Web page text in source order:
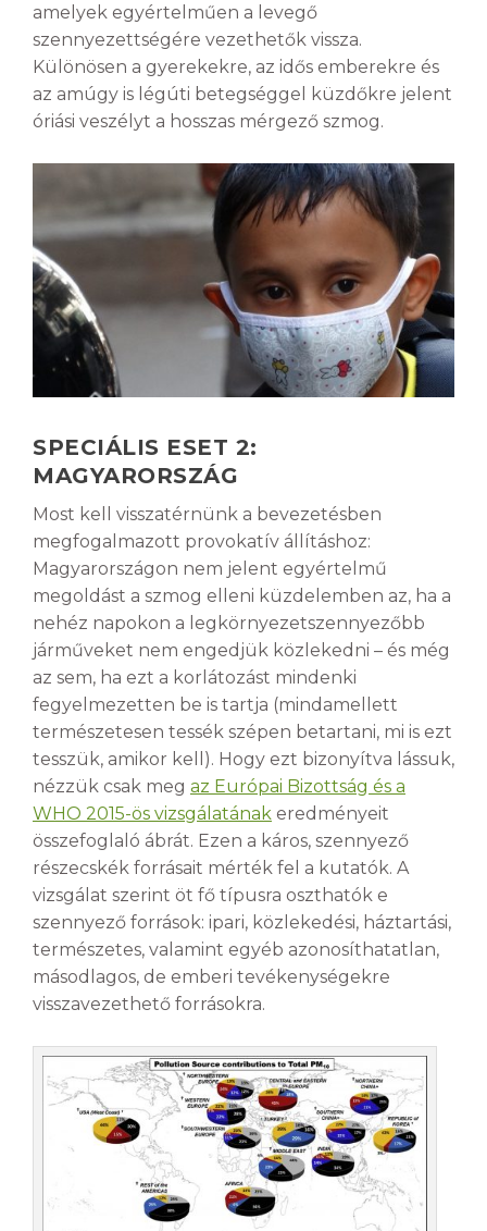
amelyek egyértelműen a levegő
szennyezettségére vezethetők vissza.
Különösen a gyerekekre, az idős emberekre és
az amúgy is légúti betegséggel küzdőkre jelent
óriási veszélyt a hosszas mérgező szmog.
SPECIÁLIS ESET 2:
MAGYARORSZÁG
Most kell visszatérnünk a bevezetésben
megfogalmazott provokatív állításhoz:
Magyarországon nem jelent egyértelmű
megoldást a szmog elleni küzdelemben az, ha a
nehéz napokon a legkörnyezetszennyezőbb
járműveket nem engedjük közlekedni – és még
az sem, ha ezt a korlátozást mindenki
fegyelmezetten be is tartja (mindamellett
természetesen tessék szépen betartani, mi is ezt
tesszük, amikor kell). Hogy ezt bizonyítva lássuk,
nézzük csak meg az Európai Bizottság és a
WHO 2015-ös vizsgálatának eredményeit
összefoglaló ábrát. Ezen a káros, szennyező
részecskék forrásait mérték fel a kutatók. A
vizsgálat szerint öt fő típusra oszthatók e
szennyező források: ipari, közlekedési, háztartási,
természetes, valamint egyéb azonosíthatatlan,
másodlagos, de emberi tevékenységekre
visszavezethető forrásokra.